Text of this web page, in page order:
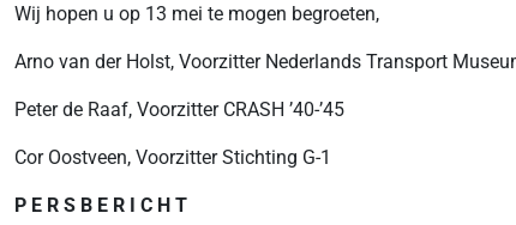
Wij hopen u op 13 mei te mogen begroeten,
Arno van der Holst, Voorzitter Nederlands Transport
Peter de Raaf, Voorzitter CRASH ’40-’45
Cor Oostveen, Voorzitter Stichting G-1
P E R S B E R I C H T